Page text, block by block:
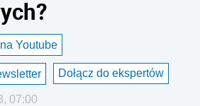
Youtube
Dołącz do ekspertów
07:00